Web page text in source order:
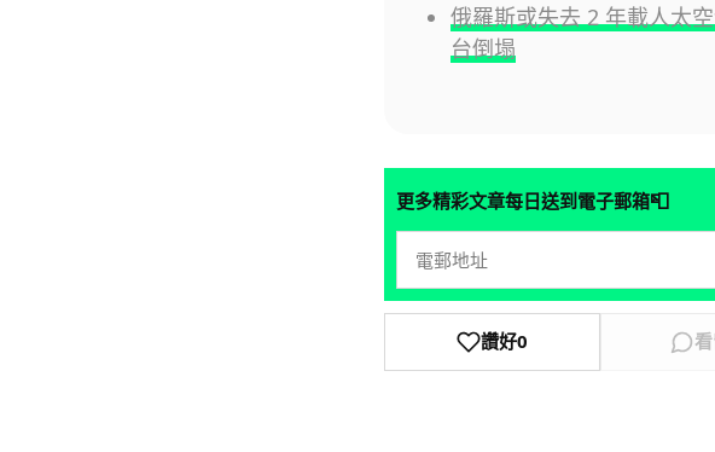
俄羅斯或失去 2 年載人太
台倒塌
更多精彩文章每日送到電子郵箱📮
讚好0